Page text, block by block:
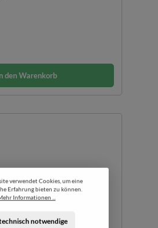
den Warenkorb
verwendet Cookies, um eine
Erfahrung bieten zu können.
Informationen ...
notwendige